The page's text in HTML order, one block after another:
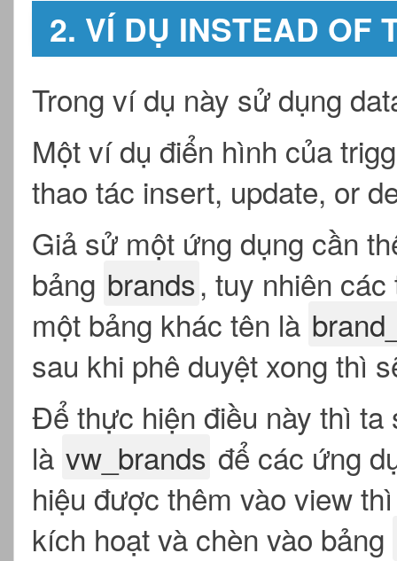
2. VÍ DỤ INSTEAD OF
Trong ví dụ này sử dụng
Một ví dụ điển hình của
thao tác insert, update, or
Giả sử một ứng dụng cần
bảng brands, tuy nhiên
một bảng khác tên là
sau khi phê duyệt xong thì
Để thực hiện điều này thì ta
là vw_brands để các ứng
hiệu được thêm vào view
kích hoạt và chèn vào bảng